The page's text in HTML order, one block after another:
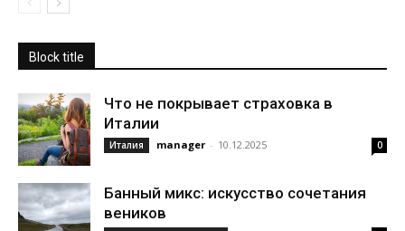
Block title
Что не покрывает страховка в
Италии
Италия manager - 10.12.2025 0
Банный микс: искусство сочетания
веников